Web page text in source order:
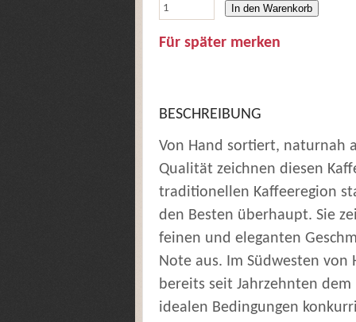
In den Warenkorb
Für später merken
BESCHREIBUNG
Von Hand sortiert, naturnah
Qualität zeichnen diesen
traditionellen Kaffeeregion
den Besten überhaupt. Sie
feinen und eleganten
Note aus. Im Südwesten
bereits seit Jahrzehnten
idealen Bedingungen